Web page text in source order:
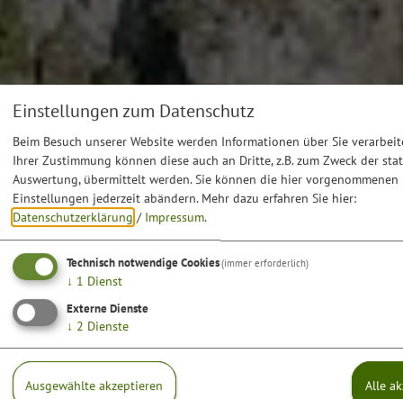
Einstellungen zum Datenschutz
Beim Besuch unserer Website werden Informationen über Sie
Ihrer Zustimmung können diese auch an Dritte, z.B. zum Zweck der
Auswertung, übermittelt werden. Sie können die hier vorgenommenen
Einstellungen jederzeit abändern. Mehr dazu erfahren Sie hier:
Datenschutzerklärung / Impressum.
Technisch notwendige Cookies(immer erforderlich)
↓ 1 Dienst
Externe Dienste
↓ 2 Dienste
Ausgewählte akzeptieren Alle